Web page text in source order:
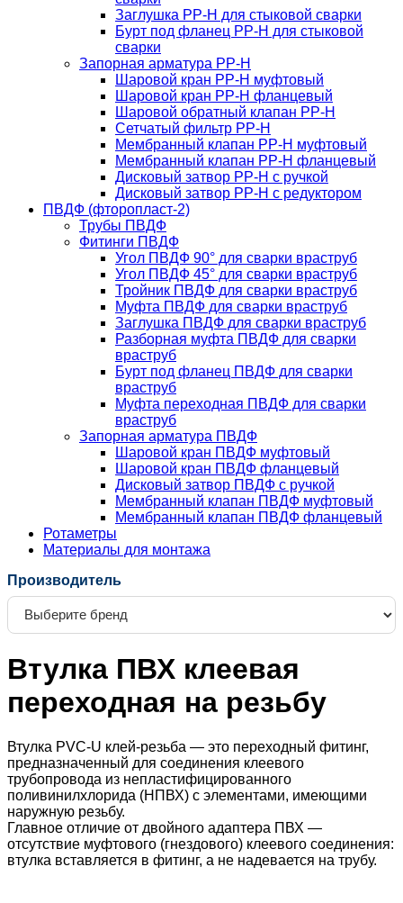
Заглушка PP-H для стыковой сварки
Бурт под фланец PP-H для стыковой
сварки
Запорная арматура PP-H
Шаровой кран PP-H муфтовый
Шаровой кран PP-H фланцевый
Шаровой обратный клапан PP-H
Сетчатый фильтр PP-H
Мембранный клапан PP-H муфтовый
Мембранный клапан PP-H фланцевый
Дисковый затвор PP-H с ручкой
Дисковый затвор PP-H с редуктором
ПВДФ (фторопласт-2)
Трубы ПВДФ
Фитинги ПВДФ
Угол ПВДФ 90° для сварки враструб
Угол ПВДФ 45° для сварки враструб
Тройник ПВДФ для сварки враструб
Муфта ПВДФ для сварки враструб
Заглушка ПВДФ для сварки враструб
Разборная муфта ПВДФ для сварки
враструб
Бурт под фланец ПВДФ для сварки
враструб
Муфта переходная ПВДФ для сварки
враструб
Запорная арматура ПВДФ
Шаровой кран ПВДФ муфтовый
Шаровой кран ПВДФ фланцевый
Дисковый затвор ПВДФ с ручкой
Мембранный клапан ПВДФ муфтовый
Мембранный клапан ПВДФ фланцевый
Ротаметры
Материалы для монтажа
Производитель
Втулка ПВХ клеевая
переходная на резьбу
Втулка PVC-U клей-резьба — это переходный фитинг,
предназначенный для соединения клеевого
трубопровода из непластифицированного
поливинилхлорида (НПВХ) с элементами, имеющими
наружную резьбу.
Главное отличие от двойного адаптера ПВХ —
отсутствие муфтового (гнездового) клеевого соединения:
втулка вставляется в фитинг, а не надевается на трубу.